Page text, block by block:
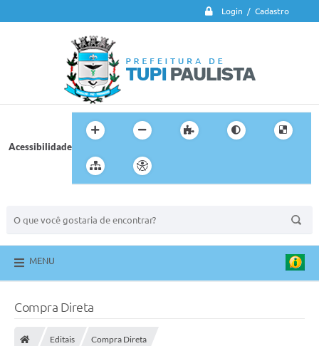
Login / Cadastro
Acessibilidade
MENU
Compra Direta
Editais Compra Direta